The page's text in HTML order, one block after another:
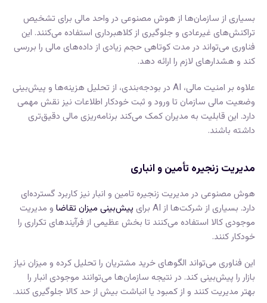
بسیاری از سازمان‌ها از هوش مصنوعی در واحد مالی برای تشخیص
تراکنش‌های غیرعادی و جلوگیری از کلاهبرداری استفاده می‌کنند. این
فناوری می‌تواند در مدت کوتاهی حجم زیادی از داده‌های مالی را بررسی
کند و هشدارهای لازم را ارائه دهد.
علاوه بر امنیت مالی، AI در بودجه‌بندی، از تحلیل هزینه‌ها و پیش‌بینی
وضعیت مالی سازمان تا ورود و ثبت خودکار اطلاعات نیز نقش مهمی
دارد. این قابلیت به مدیران کمک می‌کند برنامه‌ریزی مالی دقیق‌تری
داشته باشند.
مدیریت زنجیره تأمین و انباری
هوش مصنوعی در مدیریت زنجیره تامین و انبار نیز کاربرد گسترده‌ای
دارد. بسیاری از شرکت‌ها از AI برای
پیش‌بینی میزان تقاضا و مدیریت
موجودی کالا استفاده می‌کنند تا بخش عظیمی از فرآیند‌های تکراری را
خودکار کنند.
این فناوری می‌تواند الگوهای خرید مشتریان را تحلیل کرده و میزان نیاز
بازار را پیش‌بینی کند. در نتیجه سازمان‌ها می‌توانند موجودی انبار را
بهتر مدیریت کنند و از کمبود یا انباشت بیش از حد کالا جلوگیری کنند.